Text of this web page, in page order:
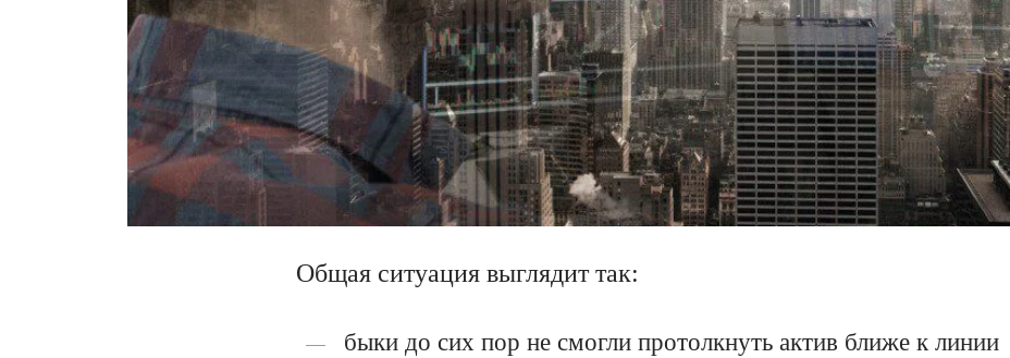
Общая ситуация выглядит так:
быки до сих пор не смогли протолкнуть актив ближе к линии